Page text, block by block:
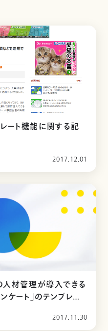
ート機能に関する記
2017.12.01
人材管理が導入できる
ート」のテンプレート
2017.11.30